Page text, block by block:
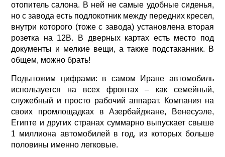
отопитель салона. В ней не самые удобные сиденья,
но с завода есть подлокотник между передних кресел,
внутри которого (тоже с завода) установлена вторая
розетка на 12В. В дверных картах есть место под
документы и мелкие вещи, а также подстаканник. В
общем, можно брать!
Подытожим цифрами: в самом Иране автомобиль
используется на всех фронтах – как семейный,
служебный и просто рабочий аппарат. Компания на
своих промлощадках в Азербайджане, Венесуэле,
Египте и других странах суммарно выпускает свыше
1 миллиона автомобилей в год, из которых больше
половины именно легковые.